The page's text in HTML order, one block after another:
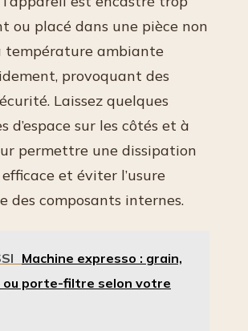
ou placé dans une pièce non
température ambiante
provoquant des
Laissez quelques
d’espace sur les côtés et à
permettre une dissipation
et éviter l’usure
des composants internes.
Machine expresso : grain,
ou porte-filtre selon votre